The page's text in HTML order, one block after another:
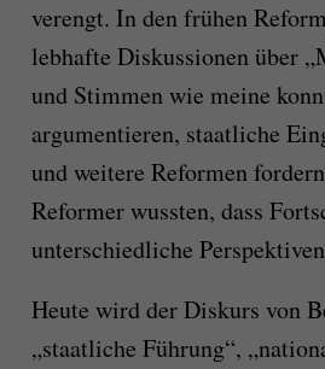
verengt. In den frühen
lebhafte Diskussionen über
und Stimmen wie meine
argumentieren, staatliche
und weitere Reformen
Reformer wussten, dass
unterschiedliche
Heute wird der Diskurs von
„staatliche Führung“,